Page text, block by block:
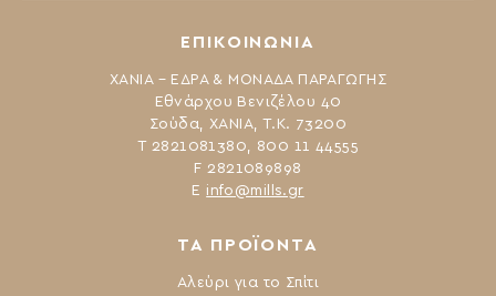
ΤΑ ΠΡΟΪΟΝΤΑ
Αλεύρι για το Σπίτι
ΕΠΙΚΟΙΝΩΝΙΑ
ΧΑΝΙΑ – ΕΔΡΑ & ΜΟΝΑΔΑ ΠΑΡΑΓΩΓΗΣ
Εθνάρχου Βενιζέλου 40
Σούδα, ΧΑΝΙΑ, Τ.Κ. 73200
Τ 2821081380, 800 11 44555
F 2821089898
Ε info@mills.gr